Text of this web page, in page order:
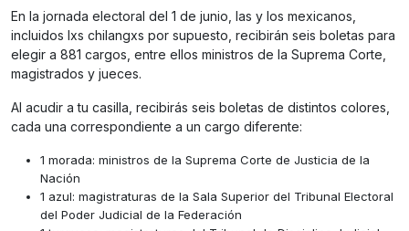
En la jornada electoral del 1 de junio, las y los mexicanos,
incluidos lxs chilangxs por supuesto, recibirán seis boletas para
elegir a 881 cargos, entre ellos ministros de la Suprema Corte,
magistrados y jueces.
Al acudir a tu casilla, recibirás seis boletas de distintos colores,
cada una correspondiente a un cargo diferente:
1 morada: ministros de la Suprema Corte de Justicia de la
Nación
1 azul: magistraturas de la Sala Superior del Tribunal Electoral
del Poder Judicial de la Federación